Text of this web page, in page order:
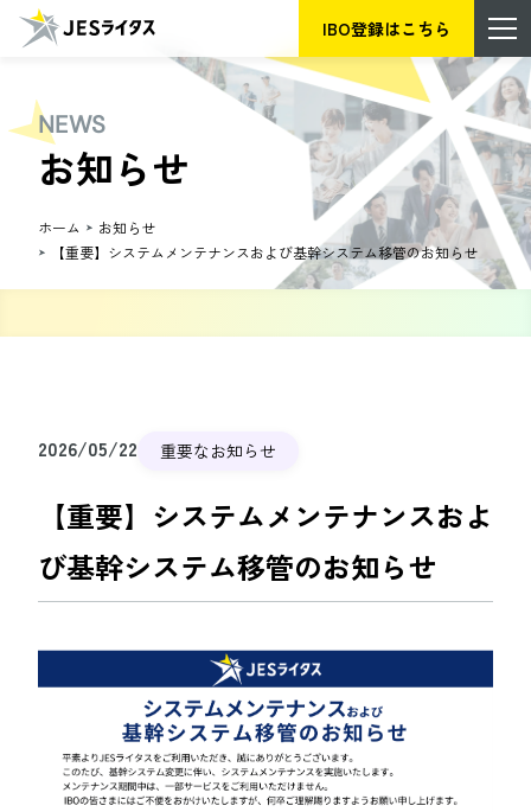
IBO登録はこちら
NEWS
お知らせ
ホーム
お知らせ
【重要】システムメンテナンスおよび基幹システム移管のお知らせ
2026/05/22 重要なお知らせ
【重要】システムメンテナンスおよ
び基幹システム移管のお知らせ